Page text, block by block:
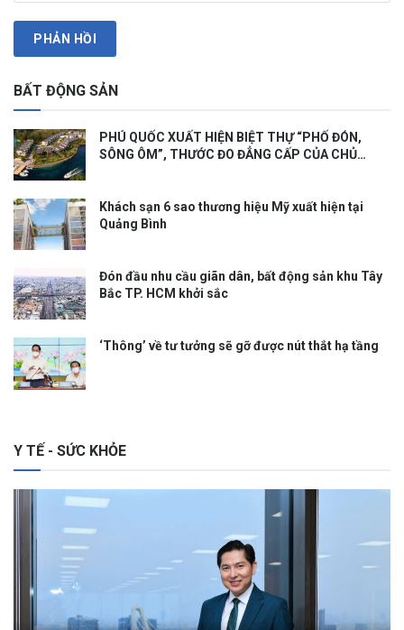
BẤT ĐỘNG SẢN
PHÚ QUỐC XUẤT HIỆN BIỆT THỰ “PHỐ ĐÓN,
SÔNG ÔM”, THƯỚC ĐO ĐẲNG CẤP CỦA CHỦ
Khách sạn 6 sao thương hiệu Mỹ xuất hiện tại
Quảng Bình
Đón đầu nhu cầu giãn dân, bất động sản khu Tây
Bắc TP. HCM khởi sắc
‘Thông’ về tư tưởng sẽ gỡ được nút thắt hạ tầng
Y TẾ - SỨC KHỎE